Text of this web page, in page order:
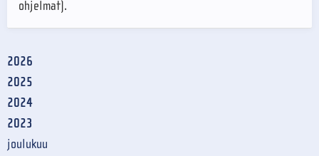
ohjelmat).
2026
2025
2024
2023
joulukuu